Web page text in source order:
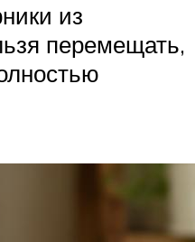
из
перемещать,